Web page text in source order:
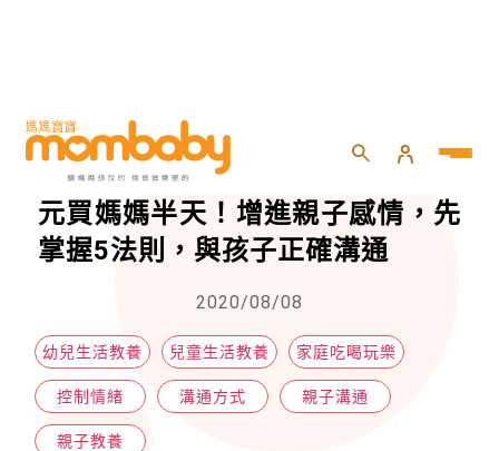
HOME 親子 親子教養
因工作疏於陪伴，孩子竟掏出400
元買媽媽半天！增進親子感情，先
掌握5法則，與孩子正確溝通
2020/08/08
幼兒生活教養 兒童生活教養 家庭吃喝玩樂
控制情緒 溝通方式 親子溝通
親子教養